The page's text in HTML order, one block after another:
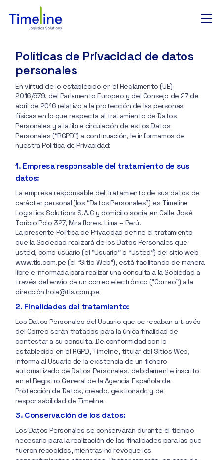
Nosotros
Puertos y aeropuertos
Tracking
Contacto
Políticas de Privacidad de datos
personales
En virtud de lo establecido en el Reglamento (UE)
2016/679, del Parlamento Europeo y del Consejo de 27 de
abril de 2016 relativo a la protección de las personas
físicas en lo que respecta al tratamiento de Datos
Personales y a la libre circulación de estos Datos
Personales (“RGPD”) a continuación, le informamos de
nuestra Política de Privacidad:
1. Empresa responsable del tratamiento de sus
datos:
La empresa responsable del tratamiento de sus datos de
carácter personal (los “Datos Personales”) es Timeline
Logistics Solutions S.A.C y domicilio social en Calle José
Toribio Polo 327, Miraflores, Lima – Perú.
La presente Política de Privacidad define el tratamiento
que la Sociedad realizará de los Datos Personales que
usted, como usuario (el “Usuario” o “Usted”) del sitio web
www.tls.com.pe (el “Sitio Web”), está facilitando de manera
libre e informada para realizar una consulta a la Sociedad a
través del envío de un correo electrónico (“Correo”) a la
dirección hola@tls.com.pe
2. Finalidades del tratamiento:
Los Datos Personales del Usuario que se recaban a través
del Correo serán tratados para la única finalidad de
contestar a su consulta. De conformidad con lo
establecido en el RGPD, Timeline, titular del Sitios Web,
informa al Usuario de la existencia de un fichero
automatizado de Datos Personales, debidamente inscrito
en el Registro General de la Agencia Española de
Protección de Datos, creado, gestionado y de
responsabilidad de Timeline
3. Conservación de los datos:
Los Datos Personales se conservarán durante el tiempo
necesario para la realización de las finalidades para las que
fueron recogidos, mientras no revoque los